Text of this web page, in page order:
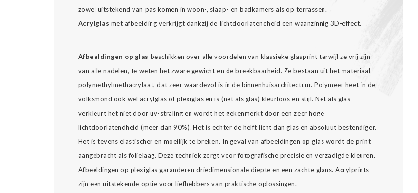
zowel uitstekend van pas komen in woon-, slaap- en badkamers als op terrassen.
Acrylglas met afbeelding verkrijgt dankzij de lichtdoorlatendheid een waanzinnig 3D-effect.
Afbeeldingen op glas beschikken over alle voordelen van klassieke glasprint terwijl ze vrij zijn
van alle nadelen, te weten het zware gewicht en de breekbaarheid. Ze bestaan uit het materiaal
polymethylmethacrylaat, dat zeer waardevol is in de binnenhuisarchitectuur. Polymeer heet in de
volksmond ook wel acrylglas of plexiglas en is (net als glas) kleurloos en stijf. Net als glas
verkleurt het niet door uv-straling en wordt het gekenmerkt door een zeer hoge
lichtdoorlatendheid (meer dan 90%). Het is echter de helft licht dan glas en absoluut bestendiger.
Het is tevens elastischer en moeilijk te breken. In geval van afbeeldingen op glas wordt de print
aangebracht als folielaag. Deze techniek zorgt voor fotografische precisie en verzadigde kleuren.
Afbeeldingen op plexiglas garanderen driedimensionale diepte en een zachte glans. Acrylprints
zijn een uitstekende optie voor liefhebbers van praktische oplossingen.